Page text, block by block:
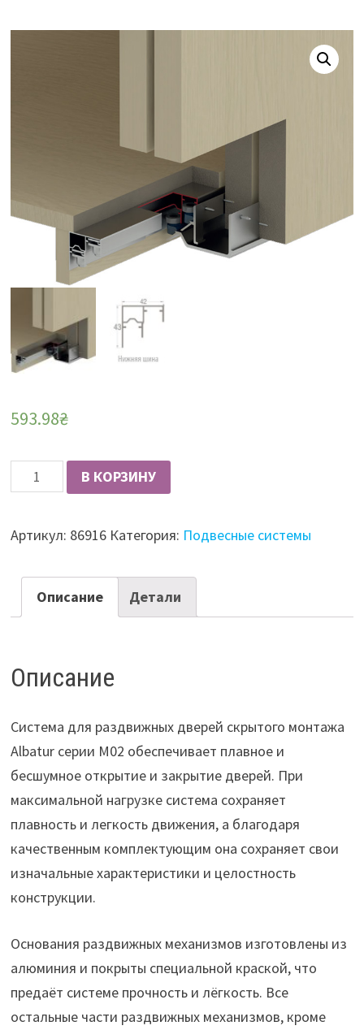
593.98₴
Количество
Albatur
7225
нижний
профиль
м
для
В КОРЗИНУ
Артикул: 86916 Категория: Подвесные системы
Описание Детали
Описание
Система для раздвижных дверей скрытого монтажа
Albatur серии М02 обеспечивает плавное и
бесшумное открытие и закрытие дверей. При
максимальной нагрузке система сохраняет
плавность и легкость движения, а благодаря
качественным комплектующим она сохраняет свои
изначальные характеристики и целостность
конструкции.
Основания раздвижных механизмов изготовлены из
алюминия и покрыты специальной краской, что
предаёт системе прочность и лёгкость. Все
остальные части раздвижных механизмов, кроме